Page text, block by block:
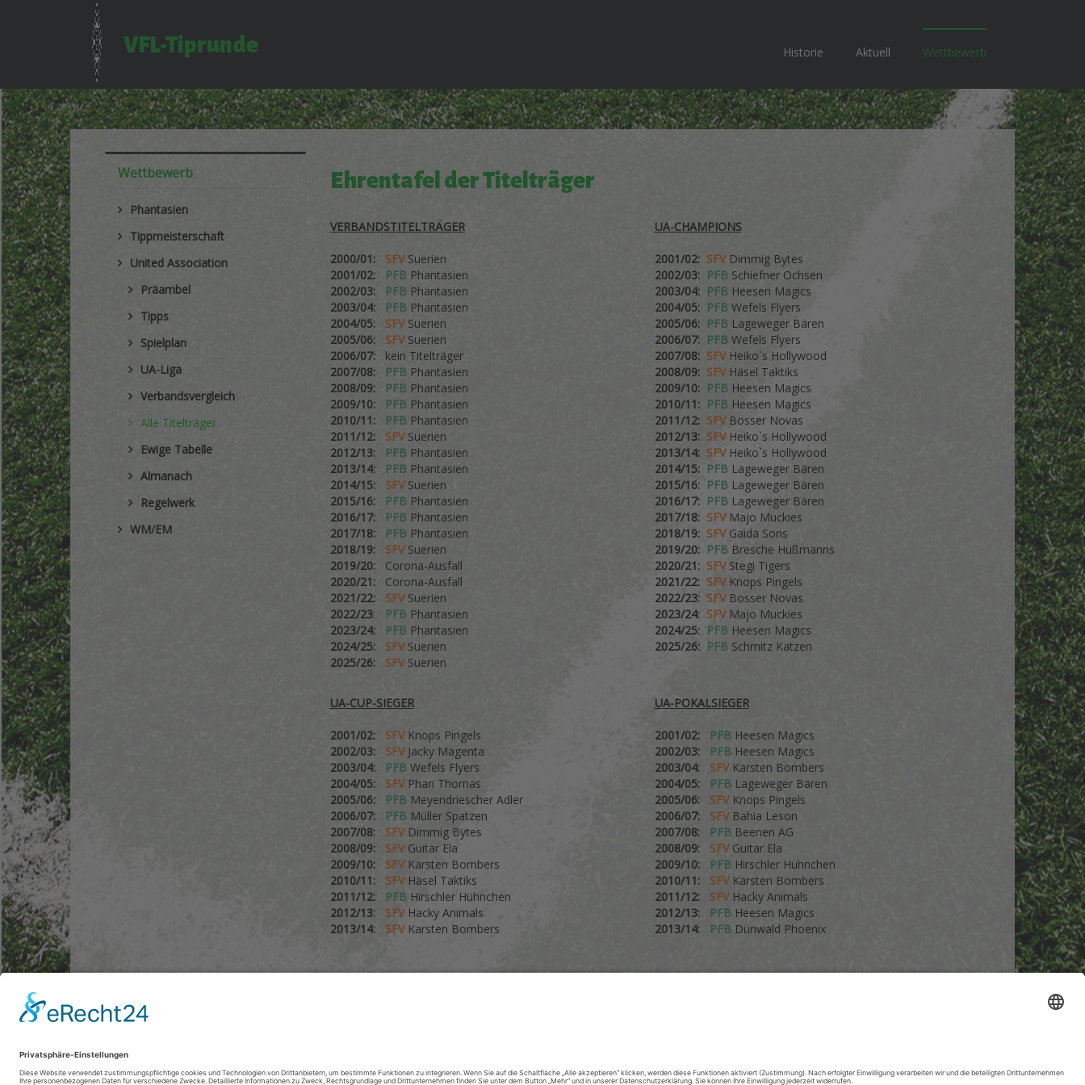
Historie Aktuell Wettbewerb
VFL-Tiprunde
Wettbewerb
Phantasien
Tippmeisterschaft
United Association
Präambel
Tipps
Spielplan
UA-Liga
Verbandsvergleich
Alle Titelträger
Ewige Tabelle
Almanach
Regelwerk
WM/EM
Ehrentafel der Titelträger
VERBANDSTITELTRÄGER UA-CHAMPIONS
2000/01: SFV Suerien
2001/02:
PFB Phantasien
2002/03:
PFB Phantasien
2003/04:
PFB Phantasien
2004/05: SFV Suerien
2005/06: SFV Suerien
2006/07: kein Titelträger
2007/08:
PFB Phantasien
2008/09:
PFB Phantasien
2009/10:
PFB Phantasien
2010/11:
PFB Phantasien
2011/12: SFV Suerien
2012/13:
PFB Phantasien
2013/14:
PFB Phantasien
2014/15: SFV Suerien
2015/16:
PFB Phantasien
2016/17:
PFB Phantasien
2017/18:
PFB Phantasien
2018/19: SFV Suerien
2019/20: Corona-Ausfall
2020/21: Corona-Ausfall
2021/22: SFV Suerien
2022/23: PFB Phantasien
2023/24:
PFB Phantasien
2024/25: SFV Suerien
2025/26: SFV Suerien
2001/02: SFV Dimmig Bytes
2002/03: PFB Schiefner Ochsen
2003/04: PFB Heesen Magics
2004/05: PFB Wefels Flyers
2005/06: PFB Lageweger Bären
2006/07: PFB Wefels Flyers
2007/08: SFV Heiko`s Hollywood
2008/09: SFV Häsel Taktiks
2009/10: PFB Heesen Magics
2010/11: PFB Heesen Magics
2011/12: SFV Bosser Novas
2012/13: SFV Heiko`s Hollywood
2013/14: SFV Heiko`s Hollywood
2014/15: PFB Lageweger Bären
2015/16: PFB Lageweger Bären
2016/17: PFB Lageweger Bären
2017/18: SFV Majo Muckies
2018/19: SFV Gaida Sons
2019/20: PFB Bresche Hußmanns
2020/21: SFV Stegi Tigers
2021/22: SFV Knops Pingels
2022/23: SFV Bosser Novas
2023/24: SFV Majo Muckies
2024/25: PFB Heesen Magics
2025/26: PFB Schmitz Katzen
UA-CUP-SIEGER UA-POKALSIEGER
2001/02: SFV Knops Pingels
2002/03: SFV Jacky Magenta
2003/04:
PFB Wefels Flyers
2004/05: SFV Phan Thomas
2005/06:
PFB Meyendriescher Adler
2006/07:
PFB Müller Spatzen
2007/08: SFV Dimmig Bytes
2008/09: SFV Guitar Ela
2009/10: SFV Karsten Bombers
2010/11: SFV Häsel Taktiks
2011/12:
PFB Hirschler Hühnchen
2012/13: SFV Hacky Animals
2013/14: SFV Karsten Bombers
2001/02: PFB Heesen Magics
2002/03:
PFB Heesen Magics
2003/04: SFV Karsten Bombers
2004/05:
PFB Lageweger Bären
2005/06: SFV Knops Pingels
2006/07: SFV Bahia Leson
2007/08:
PFB Beenen AG
2008/09: SFV Guitar Ela
2009/10:
PFB Hirschler Hühnchen
2010/11: SFV Karsten Bombers
2011/12: SFV Hacky Animals
2012/13:
PFB Heesen Magics
2013/14:
PFB Dünwald Phoenix
NAVIGATION